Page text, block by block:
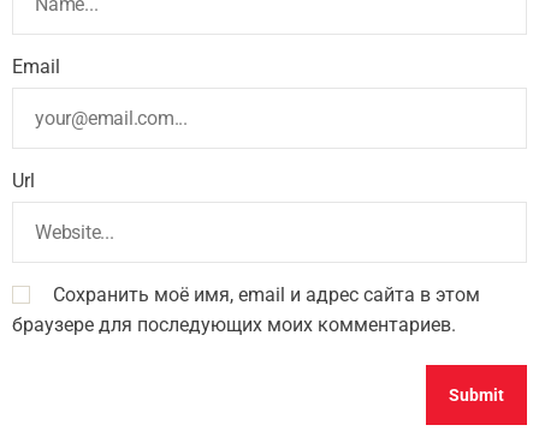
Email
Url
Сохранить моё имя, email и адрес сайта в этом
браузере для последующих моих комментариев.